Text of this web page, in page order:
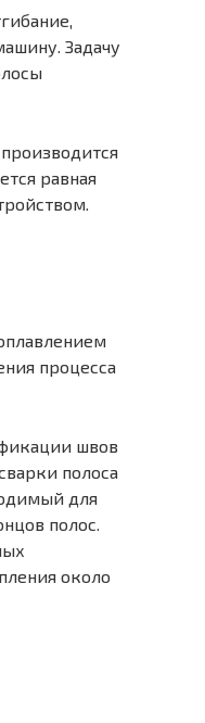
Задачу
равная
процесса
швов
полоса
для
полос.
около